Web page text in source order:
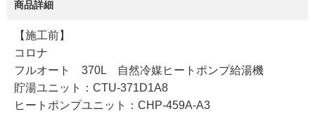
商品詳細
【施工前】
コロナ
フルオート 370L 自然冷媒ヒートポンプ給湯機
貯湯ユニット：CTU-371D1A8
ヒートポンプユニット：CHP-459A-A3